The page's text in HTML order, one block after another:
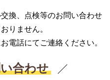
換、点検等のお問い合わせ
りません。
電話にてご連絡ください。
合わせ